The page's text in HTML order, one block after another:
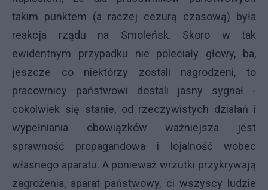
takim punktem (a raczej cezurą czasową) była
reakcja rządu na Smoleńsk. Skoro w tak
ewidentnym przypadku nie poleciały głowy, ba,
jeszcze co niektórzy zostali nagrodzeni, to
pracownicy państwowi dostali jasny sygnał -
cokolwiek się stanie, od rzeczywistych działań i
wypełniania obowiązków ważniejsza jest
sprawność propagandowa i lojalność wobec
własnego aparatu. A ponieważ wrzutki przykrywają
zagrożenia, aparat państwowy, ci wszyscy ludzie